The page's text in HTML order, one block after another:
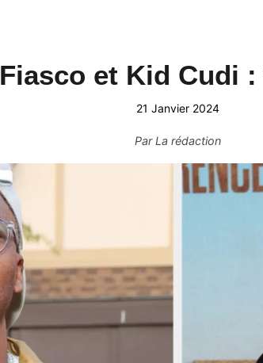
et Kid Cudi
21 Janvier 2024
ParLa rédaction